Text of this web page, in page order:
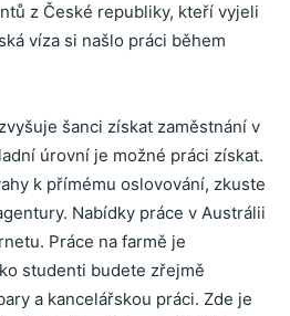
z České republiky, kteří vyjeli
víza si našlo práci během
šanci získat zaměstnání v
úrovní je možné práci získat.
k přímému oslovování, zkuste
Nabídky práce v Austrálii
Práce na farmě je
studenti budete zřejmě
a kancelářskou práci. Zde je